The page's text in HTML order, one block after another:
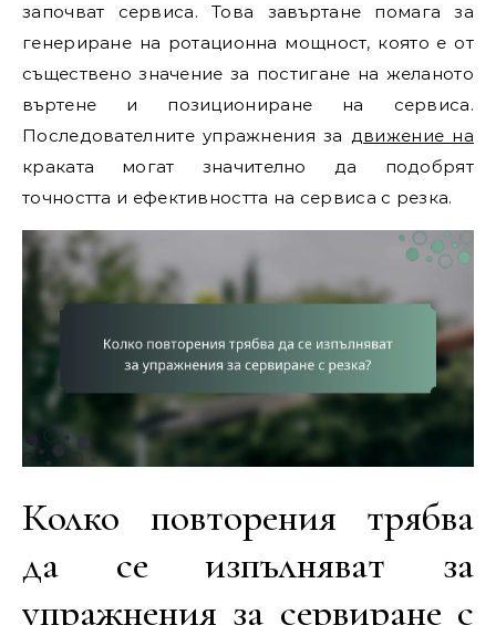
започват сервиса. Това завъртане помага за
генериране на ротационна мощност, която е от
съществено значение за постигане на желаното
въртене и позициониране на сервиса.
Последователните упражнения за движение на
краката могат значително да подобрят
точността и ефективността на сервиса с резка.
Колко повторения трябва
да се изпълняват за
упражнения за сервиране с